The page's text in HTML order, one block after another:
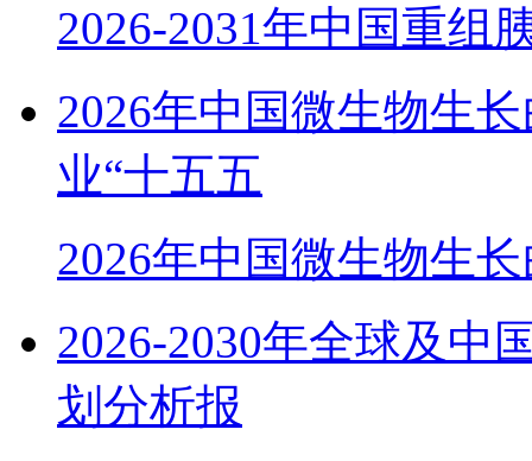
2026-2031年中国重组
2026年中国微生物生
业“十五五
2026年中国微生物生
2026-2030年全球及中
划分析报